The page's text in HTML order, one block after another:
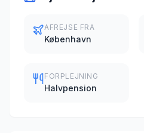
AFREJSE FRA
København
FORPLEJNING
Halvpension